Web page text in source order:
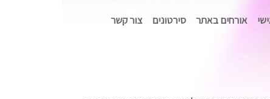
אורחים באתר סירטונים צור קשר